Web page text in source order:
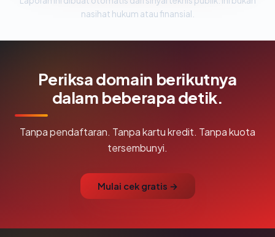
nasihat hukum atau finansial.
Periksa domain berikutnya
dalam beberapa detik.
Tanpa pendaftaran. Tanpa kartu kredit. Tanpa kuota
tersembunyi.
Mulai cek gratis →